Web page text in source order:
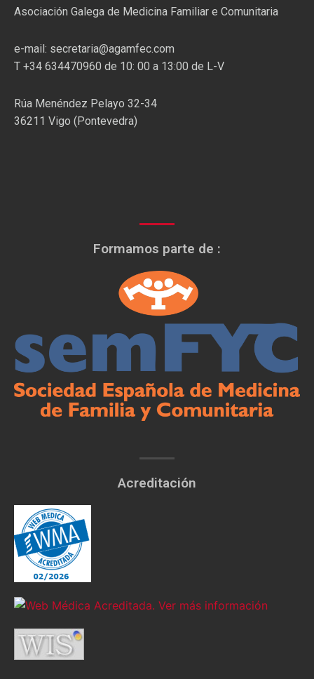
Asociación Galega de Medicina Familiar e Comunitaria
e-mail: secretaria@agamfec.com
T +34 634470960 de 10: 00 a 13:00 de L-V
Rúa Menéndez Pelayo 32-34
36211 Vigo (Pontevedra)
Formamos parte de :
Acreditación